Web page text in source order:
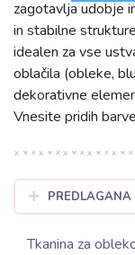
zagotavlja udobje
in stabilne
idealen za vse
oblačila (obleke,
dekorativne
Vnesite pridih
Tkanina za